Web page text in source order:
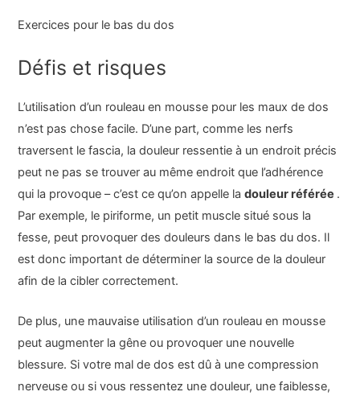
Exercices pour le bas du dos
Défis et risques
L’utilisation d’un rouleau en mousse pour les maux de dos
n’est pas chose facile. D’une part, comme les nerfs
traversent le fascia, la douleur ressentie à un endroit précis
peut ne pas se trouver au même endroit que l’adhérence
qui la provoque – c’est ce qu’on appelle ladouleur référée .
Par exemple, le piriforme, un petit muscle situé sous la
fesse, peut provoquer des douleurs dans le bas du dos. Il
est donc important de déterminer la source de la douleur
afin de la cibler correctement.
De plus, une mauvaise utilisation d’un rouleau en mousse
peut augmenter la gêne ou provoquer une nouvelle
blessure. Si votre mal de dos est dû à une compression
nerveuse ou si vous ressentez une douleur, une faiblesse,